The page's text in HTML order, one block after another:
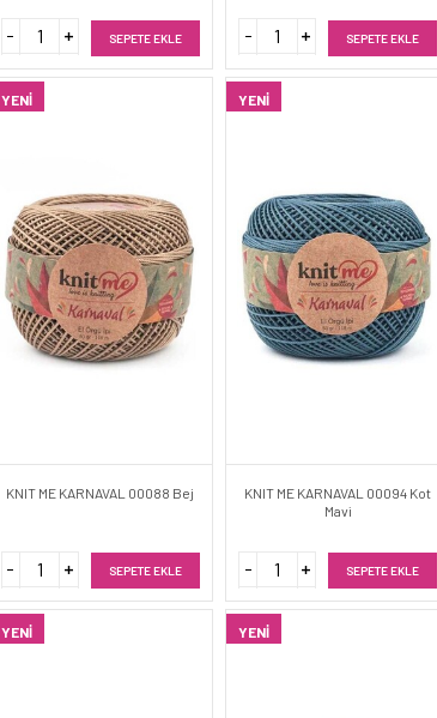
SEPETE EKLE SEPETE EKLE
YENI
KNIT ME KARNAVAL 00088 Bej
SEPETE EKLE
YENI
KNIT ME KARNAVAL 00094 Kot
Mavi
SEPETE EKLE
YENI YENI